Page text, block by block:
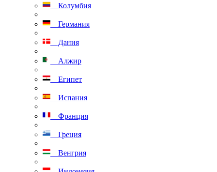
Колумбия
Германия
Дания
Алжир
Египет
Испания
Франция
Греция
Венгрия